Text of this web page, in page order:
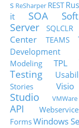
s ReSharper REST
it
SOA
Server
SQLCLR
Center
TEAMS
Development
Modeling
TPL
Testing
Stories
Visio
Studio
VMWare
API
FormsWindows